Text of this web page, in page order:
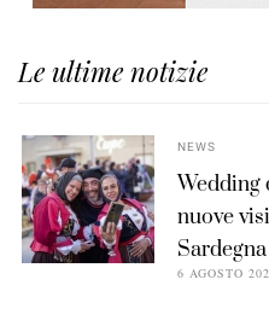
Le ultime notizie
NEWS
Wedding
nuove
6 AGOSTO